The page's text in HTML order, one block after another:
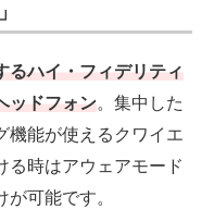
るハイ・フィデリティ
ッドフォン。集中した
機能が使えるクワイエ
る時はアウェアモード
可能です。